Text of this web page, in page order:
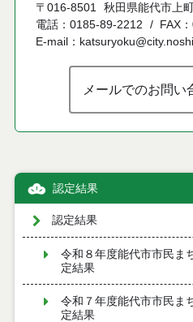
〒016-8501
秋田県能代市上
電話：0185-89-2212
FAX
E-mail：
メールでのお問い
認定結果
認定結果
令和８年度能代市市民ま
定結果
令和７年度能代市市民ま
定結果